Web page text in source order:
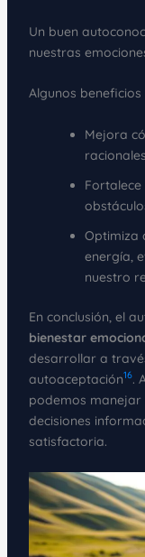
Un buen
nuestras
Algunos
Mejora
Optimiza
energía,
nuestro
En conclusión, el
bienestar
desarrollar a
autoaceptación16.
podemos
decisiones
satisfactoria.